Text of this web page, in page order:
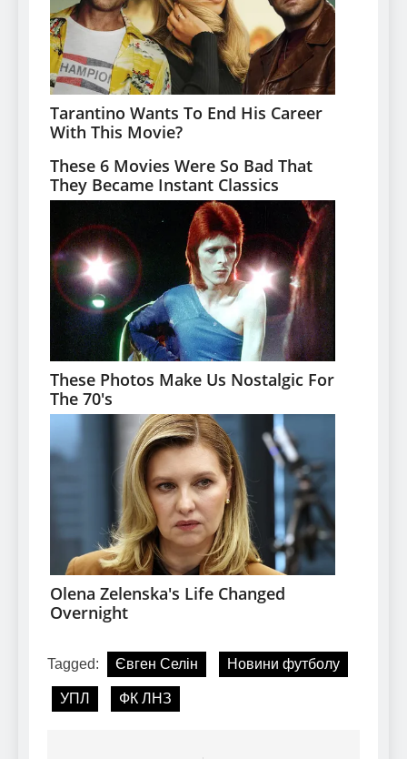
Tagged: Євген Селін Новини футболу
УПЛ ФК ЛНЗ